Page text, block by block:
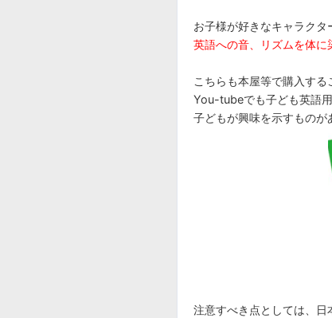
お子様が好きなキャラクタ
英語への音、リズムを体
こちらも本屋等で購入する
You-tubeでも子ども英語
子どもが興味を示すものが
注意すべき点としては、日